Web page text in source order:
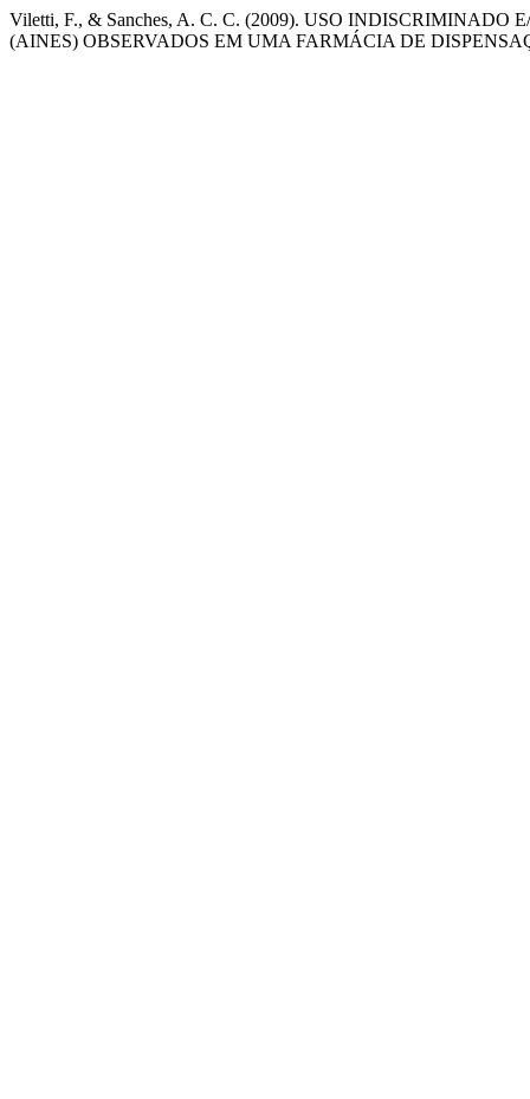
Viletti, F., & Sanches, A. C. C. (2009). USO
(AINES) OBSERVADOS EM UMA FARMÁCIA DE